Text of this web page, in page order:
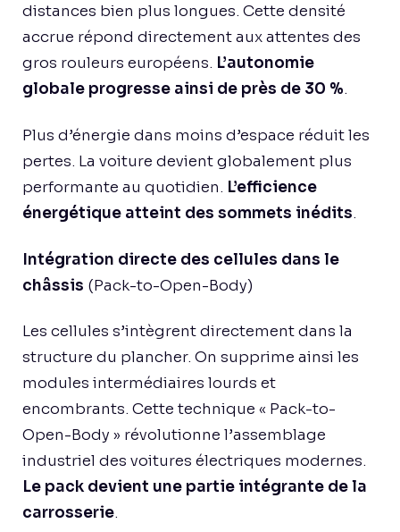
distances bien plus longues. Cette densité
accrue répond directement aux attentes des
gros rouleurs européens. L’autonomie
globale progresse ainsi de près de 30 %.
Plus d’énergie dans moins d’espace réduit les
pertes. La voiture devient globalement plus
performante au quotidien. L’efficience
énergétique atteint des sommets inédits.
Intégration directe des cellules dans le
châssis (Pack-to-Open-Body)
Les cellules s’intègrent directement dans la
structure du plancher. On supprime ainsi les
modules intermédiaires lourds et
encombrants. Cette technique « Pack-to-
Open-Body » révolutionne l’assemblage
industriel des voitures électriques modernes.
Le pack devient une partie intégrante de la
carrosserie.